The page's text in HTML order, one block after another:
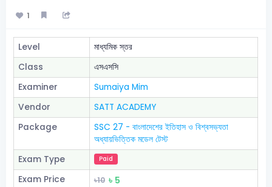
1
Level
মাধ্যমিক স্তর
Class
এসএসসি
Examiner
Sumaiya Mim
Vendor
SATT ACADEMY
Package
SSC 27 - বাংলাদেশের ইতিহাস ও বিশ্বসভ্যতা
অধ্যায়ভিত্তিক মডেল টেস্ট
Exam Type
Paid
Exam Price ৳10 ৳ 5